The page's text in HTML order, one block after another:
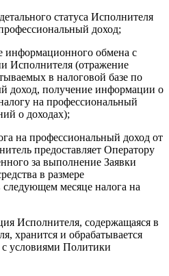
статуса Исполнителя
доход;
информационного обмена с
Исполнителя (отражение
в налоговой базе по
доход, получение информации о
на профессиональный
о доходах);
на профессиональный доход от
предоставляет Оператору
за выполнение Заявки
в размере
следующем месяце налога на
Исполнителя, содержащаяся в
хранится и обрабатывается
с условиями Политики